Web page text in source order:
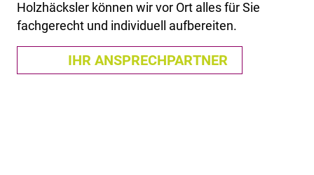
Holzhäcksler können wir vor Ort alles für Sie
fachgerecht und individuell aufbereiten.
IHR ANSPRECHPARTNER